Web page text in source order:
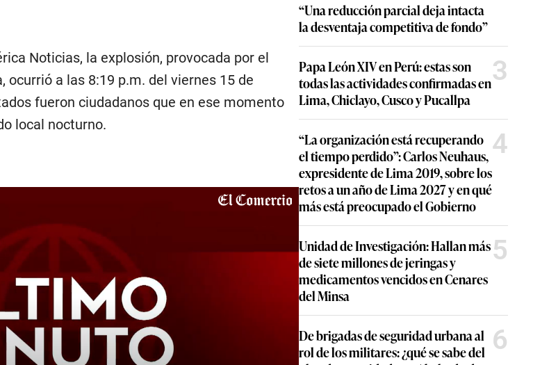
Noticias, la explosión, provocada por el
ocurrió a las 8:19 p.m. del viernes 15 de
fueron ciudadanos que en ese momento
local nocturno.
“Una reducción parcial deja intacta
la desventaja competitiva de fondo”
Papa León XIV en Perú: estas son
todas las actividades confirmadas en
Lima, Chiclayo, Cusco y Pucallpa
3
“La organización está recuperando
el tiempo perdido”: Carlos Neuhaus,
expresidente de Lima 2019, sobre los
retos a un año de Lima 2027 y en qué
más está preocupado el Gobierno
4
Unidad de Investigación: Hallan más
de siete millones de jeringas y
medicamentos vencidos en Cenares
del Minsa
5
De brigadas de seguridad urbana al
rol de los militares: ¿qué se sabe del 6